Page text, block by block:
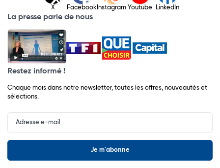
X Facebook Instagram Youtube LinkedIn
La presse parle de nous
Restez informé !
Chaque mois dans notre newsletter, toutes les offres, nouveautés et
sélections.
Input
Newsletter